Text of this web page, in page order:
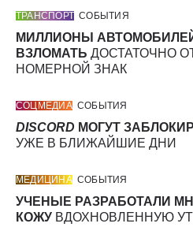
ТРАНСПОРТ СОБЫТИЯ
МИЛЛИОНЫ
ВЗЛОМАТЬ ДОСТАТОЧНО
НОМЕРНОЙ ЗНАК
СОЦМЕДИА СОБЫТИЯ
DISCORD МОГУТ
УЖЕ В БЛИЖАЙШИЕ ДНИ
МЕДИЦИНА СОБЫТИЯ
УЧЕНЫЕ РАЗРАБОТАЛИ
КОЖУ ВДОХНОВЛЕННУЮ